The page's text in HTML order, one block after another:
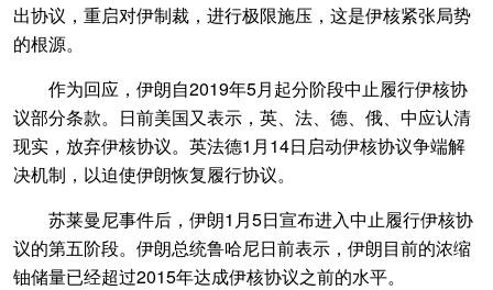
出协议，重启对伊制裁，进行极限施压，这是伊核紧张局势
的根源。
作为回应，伊朗自2019年5月起分阶段中止履行伊核协
议部分条款。日前美国又表示，英、法、德、俄、中应认清
现实，放弃伊核协议。英法德1月14日启动伊核协议争端解
决机制，以迫使伊朗恢复履行协议。
苏莱曼尼事件后，伊朗1月5日宣布进入中止履行伊核协
议的第五阶段。伊朗总统鲁哈尼日前表示，伊朗目前的浓缩
铀储量已经超过2015年达成伊核协议之前的水平。